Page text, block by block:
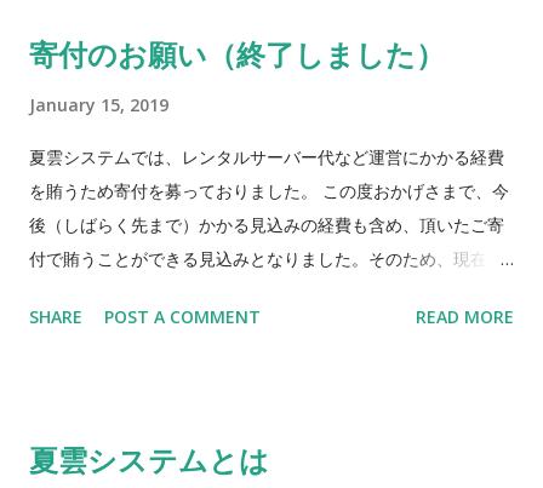
あって、夏雲システムでの句会が急増しております。システム
開設のお申込みが増え続け、10月上旬現在では約730の句会に
提供しています。このような形で、多くの句会のお役に立てる
ことをとても嬉しく思っています。 一方で、句会数や利用者数
の増加にともない、システム内部に関する不安要素が少しずつ
な規模で使われることを想定しておらず、あまりシステムの負
①②の機能についても、もともと特に負荷が大きい上に、句会
寄付のお願い（終了しました）
January 15, 2019
夏雲システムでは、レンタルサーバー代など運営にかかる経費
を賄うため寄付を募っておりました。 この度おかげさまで、今
後（しばらく先まで）かかる見込みの経費も含め、頂いたご寄
付で賄うことができる見込みとなりました。そのため、現在は
だき誠にありがとうございました。引き続き、夏雲システムで
SHARE POST A COMMENT READ MORE
夏雲システムとは